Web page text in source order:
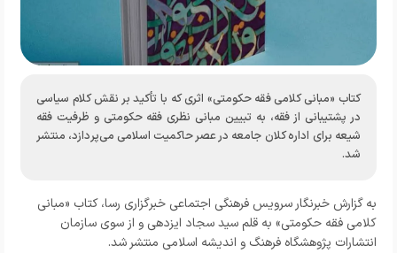
کتاب «مبانی کلامی فقه حکومتی» اثری که با تأکید بر نقش کلام سیاسی
در پشتیبانی از فقه، به تبیین مبانی نظری فقه حکومتی و ظرفیت فقه
شیعه برای اداره کلان جامعه در عصر حاکمیت اسلامی می‌پردازد، منتشر
شد.
به گزارش خبرنگار سرویس فرهنگی اجتماعی خبرگزاری رسا، کتاب «مبانی
کلامی فقه حکومتی» به قلم سید سجاد ایزدهی و از سوی سازمان
انتشارات پژوهشگاه فرهنگ و اندیشه اسلامی منتشر شد.